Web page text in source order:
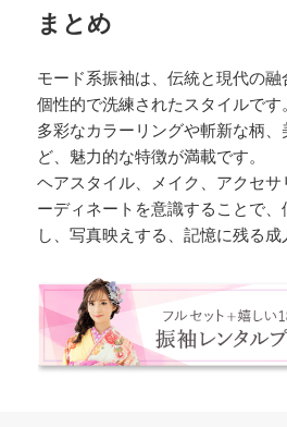
まとめ
モード系振袖は、伝統と現代の融
個性的で洗練されたスタイルです
多彩なカラーリングや斬新な柄
ど、魅力的な特徴が満載です。
ヘアスタイル、メイク、アクセサ
ーディネートを意識することで
し、写真映えする、記憶に残る成